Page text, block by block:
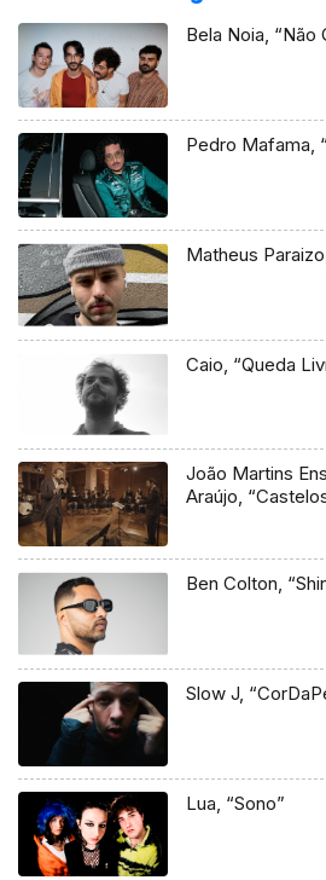
Bela Noia, “Não
Pedro Mafama,
Matheus
Caio, “Queda
João Martins
Araújo,
Ben Colton,
Slow J,
Lua, “Sono”